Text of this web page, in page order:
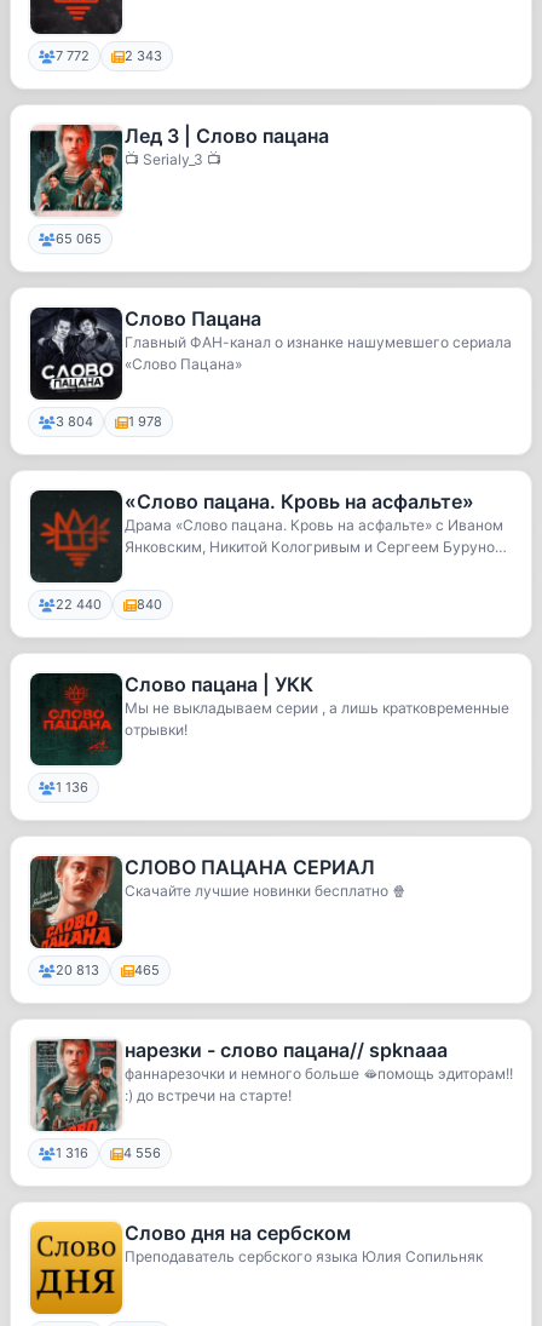
7 772 2 343
Лед 3 | Слово пацана
📺 Serialy_3 📺
65 065
Слово Пацана
Главный ФАН-канал о изнанке нашумевшего сериала
«Слово Пацана»
3 804 1 978
«Слово пацана. Кровь на асфальте»
Драма «Слово пацана. Кровь на асфальте» с Иваном
Янковским, Никитой Кологривым и Сергеем Бурунов
22 440 840
Слово пацана | УКК
Мы не выкладываем серии , а лишь кратковременные
отрывки!
1 136
СЛОВО ПАЦАНА СЕРИАЛ
Скачайте лучшие новинки бесплатно 🍿
20 813 465
нарезки - слово пацана// spknaaа
фаннарезочки и немного больше 🫦помощь эдиторам!!
:) до встречи на старте!
1 316 4 556
Слово дня на сербском
Преподаватель сербского языка Юлия Сопильняк